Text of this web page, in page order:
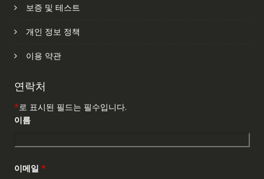
보증 및 테스트
개인 정보 정책
이용 약관
연락처
*로 표시된 필드는 필수입니다.
이름
이메일 *